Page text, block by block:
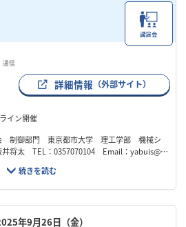
講演会
・通信
詳細情報 （外部サイト）
イン開催
制御部門 東京都市大学 理工学部 機械シ
将太 TEL：0357070104 Email：yabuis@tc
年9月26日（金）